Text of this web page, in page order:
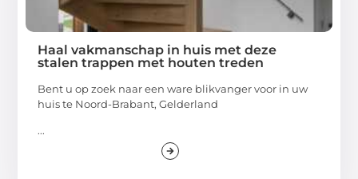
Haal vakmanschap in huis met deze
stalen trappen met houten treden
Bent u op zoek naar een ware blikvanger voor in uw
huis te Noord-Brabant, Gelderland
...